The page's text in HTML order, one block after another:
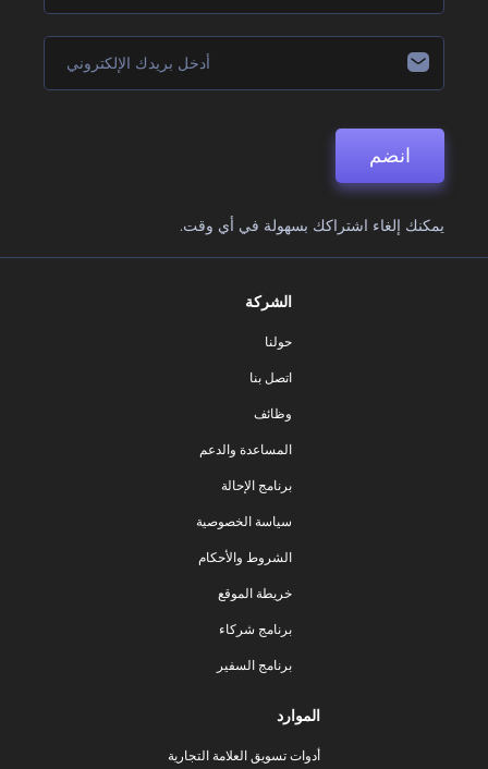
انضم
يمكنك إلغاء اشتراكك بسهولة في أي وقت.
الشركة
حولنا
اتصل بنا
وظائف
المساعدة والدعم
برنامج الإحالة
سياسة الخصوصية
الشروط والأحكام
خريطة الموقع
برنامج شركاء
برنامج السفير
الموارد
أدوات تسويق العلامة التجارية